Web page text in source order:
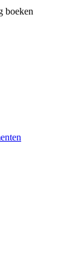
boeken